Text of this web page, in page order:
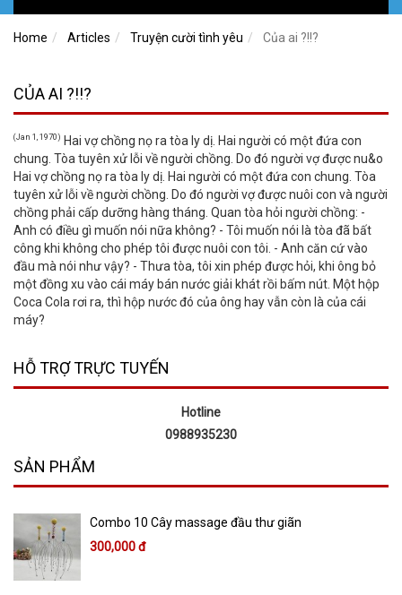
Home Articles Truyện cười tình yêu Của ai ?!!?
CỦA AI ?!!?
(Jan 1, 1970) Hai vợ chồng nọ ra tòa ly dị. Hai người có một đứa con
chung. Tòa tuyên xử lỗi về người chồng. Do đó người vợ được nu&o
Hai vợ chồng nọ ra tòa ly dị. Hai người có một đứa con chung. Tòa
tuyên xử lỗi về người chồng. Do đó người vợ được nuôi con và người
chồng phải cấp dưỡng hàng tháng. Quan tòa hỏi người chồng: -
Anh có điều gì muốn nói nữa không? - Tôi muốn nói là tòa đã bất
công khi không cho phép tôi được nuôi con tôi. - Anh căn cứ vào
đầu mà nói như vậy? - Thưa tòa, tôi xin phép được hỏi, khi ông bỏ
một đồng xu vào cái máy bán nước giải khát rồi bấm nút. Một hộp
Coca Cola rơi ra, thì hộp nước đó của ông hay vẫn còn là của cái
máy?
HỖ TRỢ TRỰC TUYẾN
Hotline
0988935230
SẢN PHẨM
Combo 10 Cây massage đầu thư giãn
300,000 đ